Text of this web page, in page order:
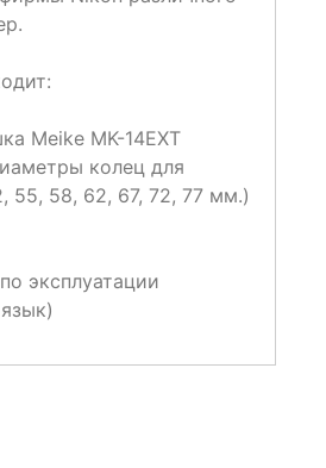
Meike MK-14EXT
колец для
55, 58, 62, 67, 72, 77 мм.)
эксплуатации